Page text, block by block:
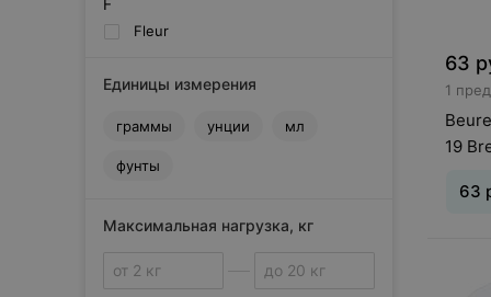
F
Fleur
Единицы измерения
граммы унции мл
фунты
Максимальная нагрузка, кг
63
1
19
63